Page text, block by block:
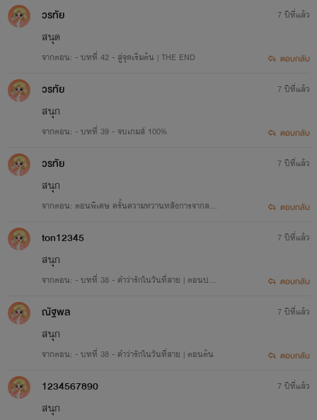
เรื่องที่ 1
วรทัย
สนุด
จากตอน: - บทที่ 42 - สู่จุดเริ่มต้น | THE END
7 ปีที่แล้ว
ตอบกลับ
วรทัย
สนุก
จากตอน: - บทที่ 39 - จบเกมส์ 100%
7 ปีที่แล้ว
ตอบกลับ
วรทัย
สนุก
จากตอน: ตอนพิเศษ ครั้นความหวานหลังการจากลา |
7 ปีที่แล้ว
ตอบกลับ
ton12345
สนุก
จากตอน: - บทที่ 38 - คำว่ารักในวันที่สาย | ตอนปลา
7 ปีที่แล้ว
ตอบกลับ
ณัฐพล
สนุก
จากตอน: - บทที่ 38 - คำว่ารักในวันที่สาย | ตอนต้น
7 ปีที่แล้ว
ตอบกลับ
1234567890
สนุก
7 ปีที่แล้ว